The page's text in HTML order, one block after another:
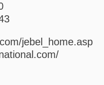
jebel_home.asp